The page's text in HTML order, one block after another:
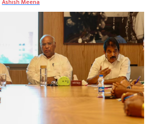
Ashish Meena